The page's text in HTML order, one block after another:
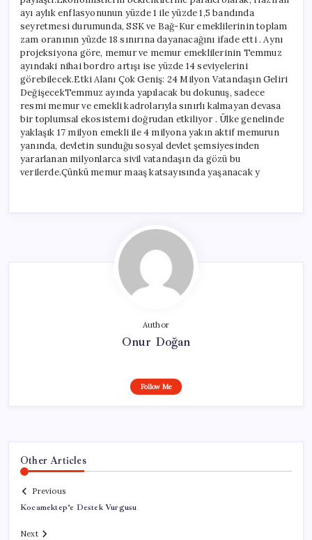
ayı aylık enflasyonunun yüzde 1 ile yüzde 1,5 bandında
seyretmesi durumunda, SSK ve Bağ-Kur emeklilerinin toplam
zam oranının yüzde 18 sınırına dayanacağını ifade etti . Aynı
projeksiyona göre, memur ve memur emeklilerinin Temmuz
ayındaki nihai bordro artışı ise yüzde 14 seviyelerini
görebilecek.Etki Alanı Çok Geniş: 24 Milyon Vatandaşın Geliri
DeğişecekTemmuz ayında yapılacak bu dokunuş, sadece
resmi memur ve emekli kadrolarıyla sınırlı kalmayan devasa
bir toplumsal ekosistemi doğrudan etkiliyor . Ülke genelinde
yaklaşık 17 milyon emekli ile 4 milyona yakın aktif memurun
yanında, devletin sunduğu sosyal devlet şemsiyesinden
yararlanan milyonlarca sivil vatandaşın da gözü bu
verilerde.Çünkü memur maaş katsayısında yaşanacak y
Author
Onur Doğan
Follow Me
Other Articles
Previous
Kocamektep’e Destek Vurgusu
Next